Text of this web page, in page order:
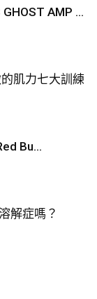
AMP ...
肌力七大訓練
Bu...
解症嗎？